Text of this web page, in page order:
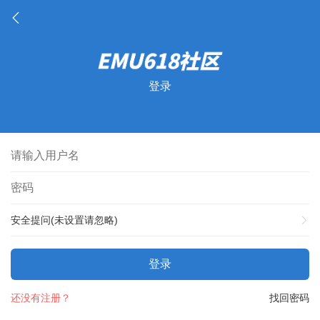
登录
安全提问(未设置请忽略)
登录
找回密码
还没有注册？